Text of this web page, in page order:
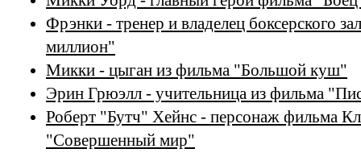
Фрэнки - тренер и владелец боксерского
миллион"
Микки - цыган из фильма "Большой куш"
Эрин Грюэлл - учительница из фильма
Роберт "Бутч" Хейнс - персонаж фильма
"Совершенный мир"